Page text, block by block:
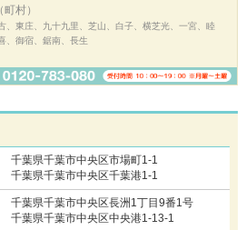
村）
、東庄、九十九里、芝山、白子、横芝光、一宮、睦
、御宿、鋸南、長生
千葉県千葉市中央区市場町1-1
千葉県千葉市中央区千葉港1-1
千葉県千葉市中央区長洲1丁目9番1号
千葉県千葉市中央区中央港1-13-1